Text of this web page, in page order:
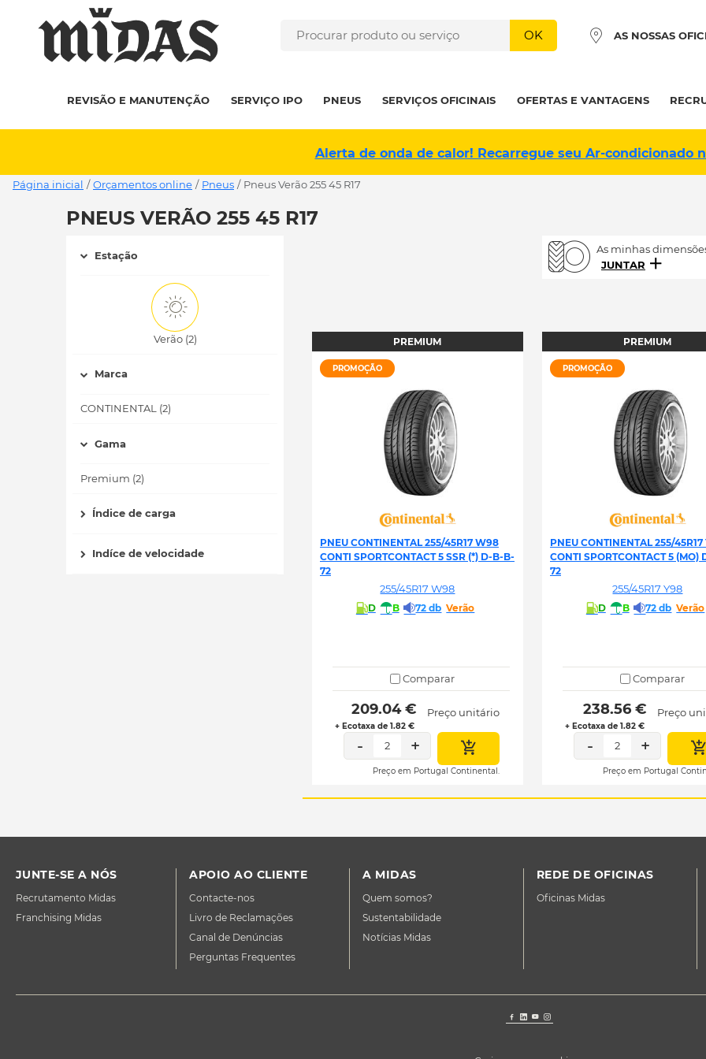
OK AS NOSSAS
REVISÃO E MANUTENÇÃO SERVIÇO IPO PNEUS SERVIÇOS OFICINAIS OFERTAS E VANTAGENS
Alerta de onda de calor! Recarregue seu Ar-condicionado
Página inicial / Orçamentos online / Pneus / pneus Verão 255 45 R17
PNEUS VERÃO 255 45 R17
Estação
Verão (2)
Marca
CONTINENTAL (2)
Gama
Premium (2)
Índice de carga
Indíce de velocidade
As minhas
JUNTAR
PREMIUM
PROMOÇÃO
PNEU CONTINENTAL 255/45R17 W98
CONTI SPORTCONTACT 5 SSR (*) D-B-B-
72
255/45R17 W98
D B 72 db Verão
Comparar
209.04 €
+ Ecotaxa de 1.82 €
Preço unitário
- 2 +
Preço em Portugal Continental.
PREMIUM
PROMOÇÃO
PNEU CONTINENTAL 255/45R17
CONTI SPORTCONTACT 5 (MO)
72
255/45R17 Y98
D B 72 db Verão
Comparar
238.56 €
+ Ecotaxa de 1.82 €
Preço
- 2 +
Preço em Portugal
JUNTE-SE A NÓS
Recrutamento Midas
Franchising Midas
APOIO AO CLIENTE
Contacte-nos
Livro de Reclamações
Canal de Denúncias
Perguntas Frequentes
A MIDAS
Quem somos?
Sustentabilidade
Notícias Midas
REDE DE OFICINAS
Oficinas Midas